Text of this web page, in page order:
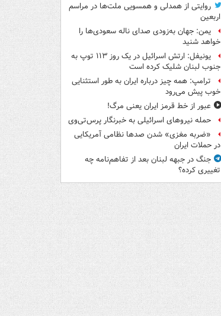
روایتی از همدلی و همسویی ملت‌ها در مراسم
اربعین
یمن: جهان به‌زودی صدای ناله سعودی‌ها را
خواهد شنید
یونیفل: ارتش اسرائیل در یک روز ۱۱۳ توپ به
جنوب لبنان شلیک کرده است
ترامپ: همه چیز درباره ایران به طور استثنایی
خوب پیش می‌رود
عبور از خط قرمز ایران یعنی مرگ!
حمله نیروهای اسرائیلی به خبرنگار پرس‌تی‌وی
«ضربه مغزی» شدن صدها نظامی آمریکایی
در حملات ایران
جنگ در جبهه لبنان بعد از تفاهم‌نامه چه
تغییری کرده؟